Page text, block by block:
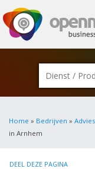
Home » Bedrijven »
in Arnhem
DEEL DEZE PAGINA